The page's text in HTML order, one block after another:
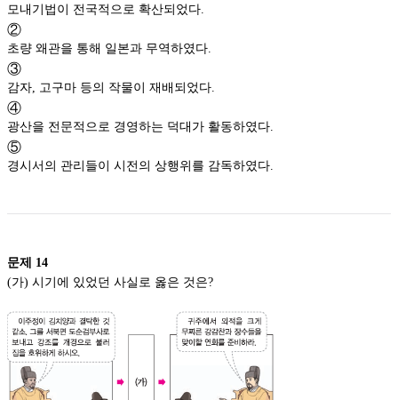
모내기법이 전국적으로 확산되었다.
②
초량 왜관을 통해 일본과 무역하였다.
③
감자, 고구마 등의 작물이 재배되었다.
④
광산을 전문적으로 경영하는 덕대가 활동하였다.
⑤
경시서의 관리들이 시전의 상행위를 감독하였다.
문제 14
(가) 시기에 있었던 사실로 옳은 것은?